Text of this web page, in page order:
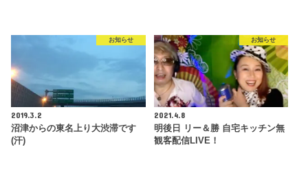
お知らせ
2019.3.2
沼津からの東名上り大渋滞です
(汗)
お知らせ
2021.4.8
明後日 リー＆勝 自宅キッチン無
観客配信LIVE！